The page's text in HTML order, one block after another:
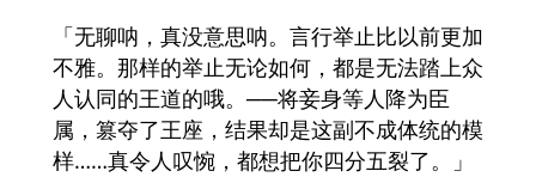
「无聊呐，真没意思呐。言行举止比以前更加
不雅。那样的举止无论如何，都是无法踏上众
人认同的王道的哦。──将妾身等人降为臣
属，篡夺了王座，结果却是这副不成体统的模
样……真令人叹惋，都想把你四分五裂了。」